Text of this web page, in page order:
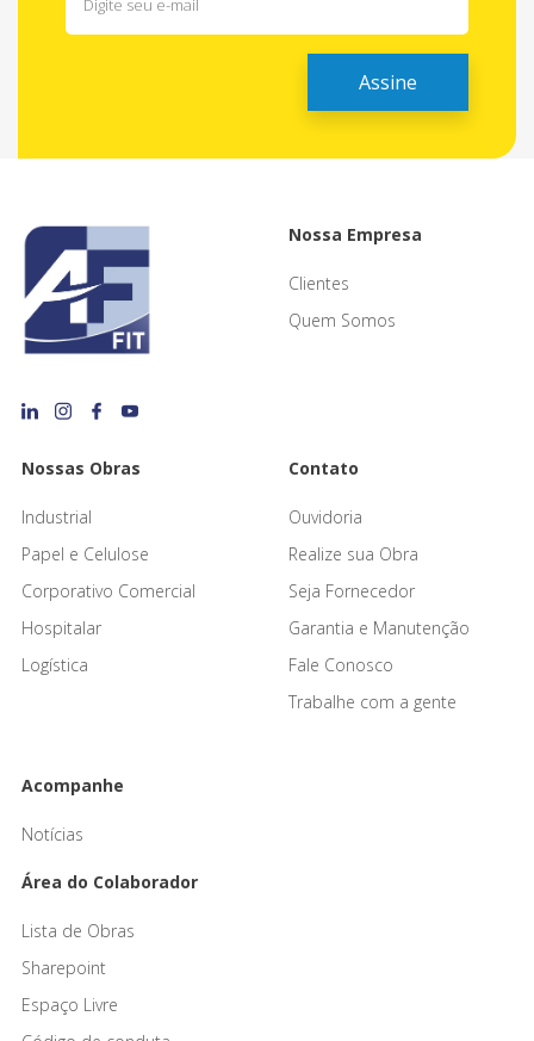
Nossa Empresa
Clientes
Quem Somos
Nossas Obras
Industrial
Papel e Celulose
Corporativo Comercial
Hospitalar
Logística
Contato
Ouvidoria
Realize sua Obra
Seja Fornecedor
Garantia e Manutenção
Fale Conosco
Trabalhe com a gente
Acompanhe
Notícias
Área do Colaborador
Lista de Obras
Sharepoint
Espaço Livre